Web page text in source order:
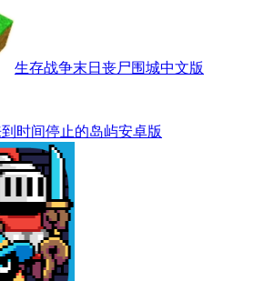
生存战争末日丧尸围城中文版
时间停止的岛屿安卓版